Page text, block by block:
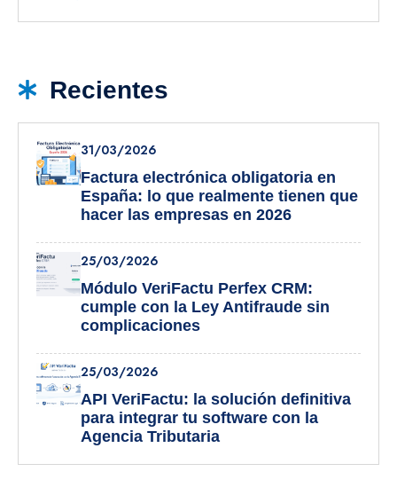
Recientes
31/03/2026
Factura electrónica obligatoria en
España: lo que realmente tienen que
hacer las empresas en 2026
25/03/2026
Módulo VeriFactu Perfex CRM:
cumple con la Ley Antifraude sin
complicaciones
25/03/2026
API VeriFactu: la solución definitiva
para integrar tu software con la
Agencia Tributaria